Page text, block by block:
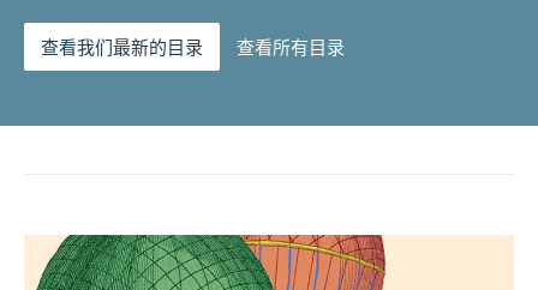
查看我们最新的目录 查看所有目录